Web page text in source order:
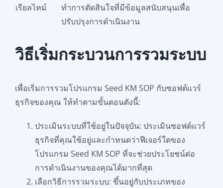
เรียลไทม์
ทำการตัดสินใจที่มีข้อมูลสนับสนุนเพื่อ
ปรับปรุงการดำเนินงาน
วิธีเริ่มกระบวนการรวมระบบ
เพื่อเริ่มการรวมโปรแกรม Seed KM SOP กับซอฟต์แวร์
ธุรกิจของคุณ ให้ทำตามขั้นตอนดังนี้:
ประเมินระบบที่ใช้อยู่ในปัจจุบัน: ประเมินซอฟต์แวร์
ธุรกิจที่คุณใช้อยู่และกำหนดว่าฟีเจอร์ใดของ
โปรแกรม Seed KM SOP ที่จะช่วยประโยชน์ต่อ
การดำเนินงานของคุณได้มากที่สุด
เลือกวิธีการรวมระบบ: ขึ้นอยู่กับประเภทของ